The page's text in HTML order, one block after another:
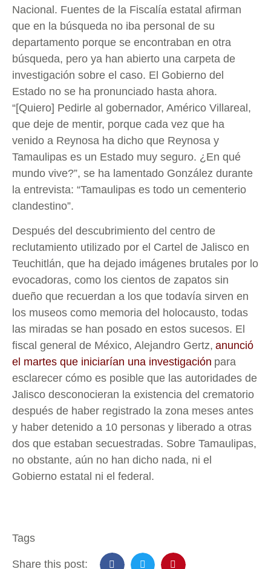
Nacional. Fuentes de la Fiscalía estatal afirman
que en la búsqueda no iba personal de su
departamento porque se encontraban en otra
búsqueda, pero ya han abierto una carpeta de
investigación sobre el caso. El Gobierno del
Estado no se ha pronunciado hasta ahora.
“[Quiero] Pedirle al gobernador, Américo Villareal,
que deje de mentir, porque cada vez que ha
venido a Reynosa ha dicho que Reynosa y
Tamaulipas es un Estado muy seguro. ¿En qué
mundo vive?”, se ha lamentado González durante
la entrevista: “Tamaulipas es todo un cementerio
clandestino”.
Después del descubrimiento del centro de
reclutamiento utilizado por el Cartel de Jalisco en
Teuchitlán, que ha dejado imágenes brutales por lo
evocadoras, como los cientos de zapatos sin
dueño que recuerdan a los que todavía sirven en
los museos como memoria del holocausto, todas
las miradas se han posado en estos sucesos. El
fiscal general de México, Alejandro Gertz, anunció
el martes que iniciarían una investigación para
esclarecer cómo es posible que las autoridades de
Jalisco desconocieran la existencia del crematorio
después de haber registrado la zona meses antes
y haber detenido a 10 personas y liberado a otras
dos que estaban secuestradas. Sobre Tamaulipas,
no obstante, aún no han dicho nada, ni el
Gobierno estatal ni el federal.
Tags
Share this post: